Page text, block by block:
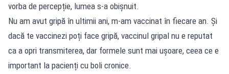
vorba de percepție, lumea s-a obișnuit.
Nu am avut gripă în ultimii ani, m-am vaccinat în fiecare an. Și
dacă te vaccinezi poți face gripă, vaccinul gripal nu e reputat
ca a opri transmiterea, dar formele sunt mai ușoare, ceea ce e
important la pacienți cu boli cronice.